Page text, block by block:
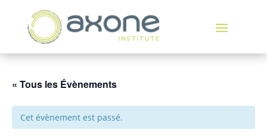
« Tous les Évènements
Cet évènement est passé.